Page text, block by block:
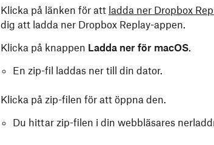
Klicka på länken för att ladda ner Dropbox
dig att ladda ner Dropbox Replay-appen.
Klicka på knappen Ladda ner för macOS.
En zip-fil laddas ner till din dator.
Klicka på zip-filen för att öppna den.
Du hittar zip-filen i din webbläsares